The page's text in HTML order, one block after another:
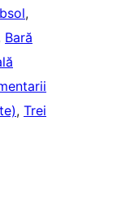
Bară
, Trei